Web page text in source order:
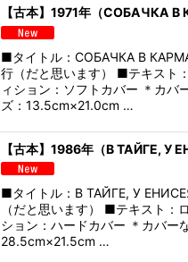
【古本】1971年（СОБАЧКА В
■タイトル：СОБАЧКА В
行（だと思います） ■テキスト
ィション：ソフトカバー ＊カバ
ズ：13.5cm×21.0cm …
【古本】1986年（В ТАЙГЕ, У
■タイトル：В ТАЙГЕ, У
（だと思います） ■テキスト：
ション：ハードカバー ＊カバー
28.5cm×21.5cm …